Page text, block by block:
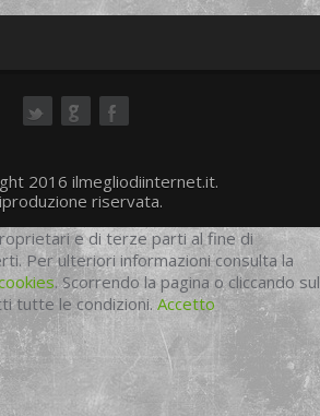
2016 ilmegliodiinternet.it.
riservata.
e di terze parti al fine di
Per ulteriori informazioni consulta la
. Scorrendo la pagina o cliccando sul
tutte le condizioni. Accetto